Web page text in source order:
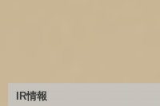
賃貸併用住宅
IR情報